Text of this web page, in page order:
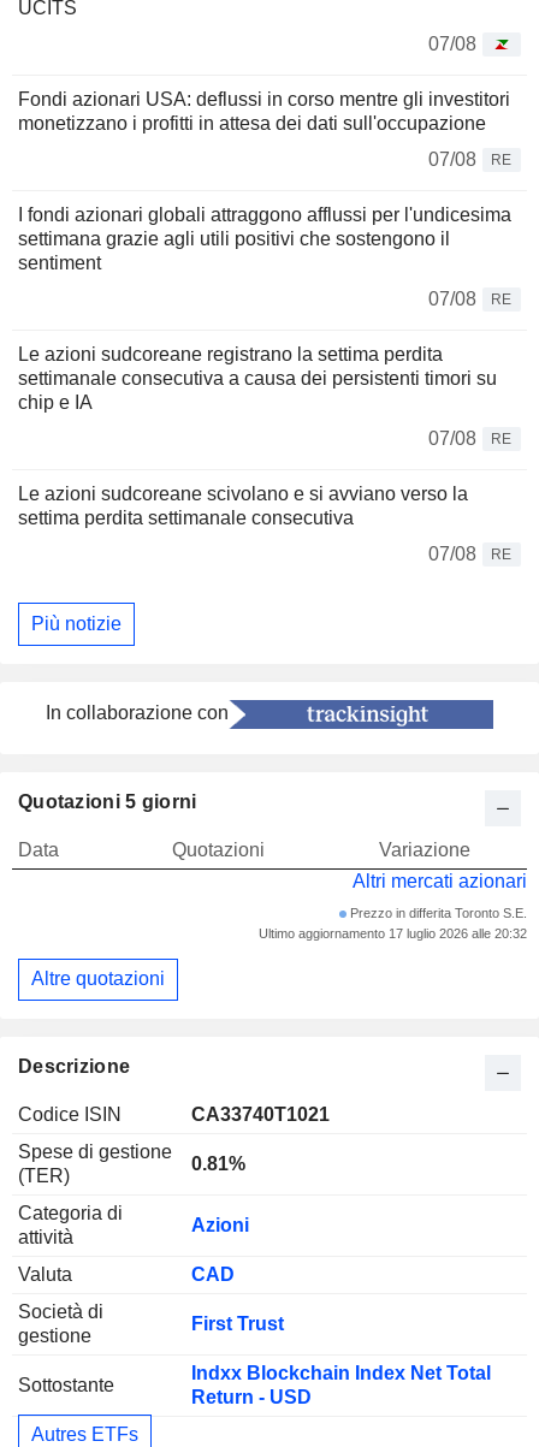
UCITS
07/08
Fondi azionari USA: deflussi in corso mentre gli investitori
monetizzano i profitti in attesa dei dati sull'occupazione
07/08
RE
I fondi azionari globali attraggono afflussi per l'undicesima
settimana grazie agli utili positivi che sostengono il
sentiment
07/08
RE
Le azioni sudcoreane registrano la settima perdita
settimanale consecutiva a causa dei persistenti timori su
chip e IA
07/08
RE
Le azioni sudcoreane scivolano e si avviano verso la
settima perdita settimanale consecutiva
07/08
RE
Più notizie
In collaborazione con
Quotazioni 5 giorni
Data Quotazioni
Variazione
Altri mercati azionari
Prezzo in differita Toronto S.E.
Ultimo aggiornamento 17 luglio 2026 alle 20:32
Altre quotazioni
Descrizione
Codice ISIN
CA33740T1021
Spese di gestione
(TER)
0.81%
Categoria di
attività
Azioni
Valuta
CAD
Società di
gestione
First Trust
Sottostante
Indxx Blockchain Index Net Total
Return - USD
Autres ETFs